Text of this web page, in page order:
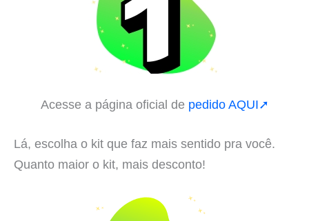
Acesse a página oficial de pedido AQUI➚
Lá, escolha o kit que faz mais sentido pra você.
Quanto maior o kit, mais desconto!